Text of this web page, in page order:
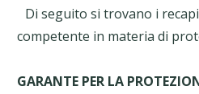
Di seguito si trovano i
competente in materia di
GARANTE PER LA